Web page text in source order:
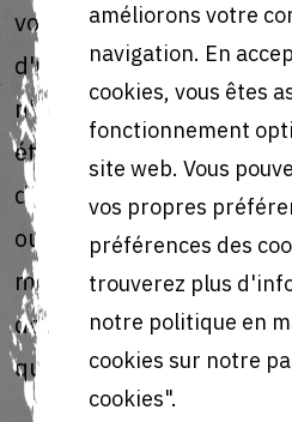
votre identité. Il peut
d'un scan de votre carte
n'utiliserons cette copie
établir si vous êtes
dont les données
ou le parent ou le tuteur
moins de 16 ans. Dès
deux satisfaits de la
question, nous
améliorons votre
navigation. En
cookies, vous êtes
fonctionnement
site web. Vous
vos propres
préférences des
trouverez plus
notre politique en
cookies sur notre
cookies".